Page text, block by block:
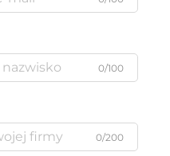
0/100
0/200